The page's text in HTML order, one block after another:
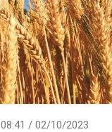
08:41 / 02/10/2023